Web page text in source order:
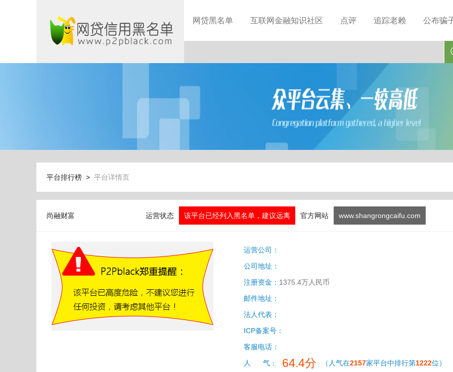
网贷黑名单 互联网金融知识社区 点评 追踪老赖 公布骗
平台排行榜 > 平台详情页
尚融财富 运营状态 该平台已经列入黑名单，建议远离 官方网站 www.shangrongcaifu.com
运营公司：
公司地址：
注册资金： 1375.4万人民币
邮件地址：
法人代表：
ICP备案号：
客服电话：
人 气：
64.4分 （人气在2157家平台中排行第1222位）